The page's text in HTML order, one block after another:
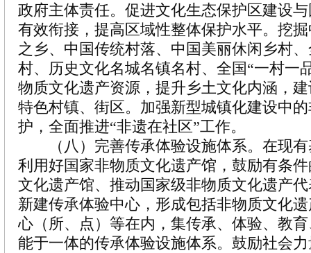
政府主体责任。促进文化生态保护区建设
有效衔接，提高区域性整体保护水平。挖
之乡、中国传统村落、中国美丽休闲乡村
村、历史文化名城名镇名村、全国“一村一
物质文化遗产资源，提升乡土文化内涵，
特色村镇、街区。加强新型城镇化建设中
护，全面推进“非遗在社区”工作。
（八）完善传承体验设施体系。在现有
利用好国家非物质文化遗产馆，鼓励有条
文化遗产馆、推动国家级非物质文化遗产
新建传承体验中心，形成包括非物质文化
心（所、点）等在内，集传承、体验、教
能于一体的传承体验设施体系。鼓励社会